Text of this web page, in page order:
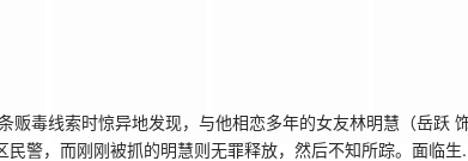
毒线索时惊异地发现，与他相恋多年的女友林明慧（岳跃
警，而刚刚被抓的明慧则无罪释放，然后不知所踪。面临生